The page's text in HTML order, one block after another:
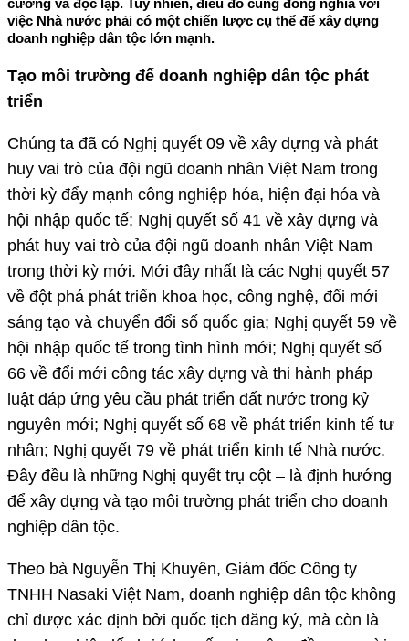
việc Nhà nước phải có một chiến lược cụ thể để xây dựng
doanh nghiệp dân tộc lớn mạnh.
Tạo môi trường để doanh nghiệp dân tộc phát
triển
Chúng ta đã có Nghị quyết 09 về xây dựng và phát
huy vai trò của đội ngũ doanh nhân Việt Nam trong
thời kỳ đẩy mạnh công nghiệp hóa, hiện đại hóa và
hội nhập quốc tế; Nghị quyết số 41 về xây dựng và
phát huy vai trò của đội ngũ doanh nhân Việt Nam
trong thời kỳ mới. Mới đây nhất là các Nghị quyết 57
về đột phá phát triển khoa học, công nghệ, đổi mới
sáng tạo và chuyển đổi số quốc gia; Nghị quyết 59 về
hội nhập quốc tế trong tình hình mới; Nghị quyết số
66 về đổi mới công tác xây dựng và thi hành pháp
luật đáp ứng yêu cầu phát triển đất nước trong kỷ
nguyên mới; Nghị quyết số 68 về phát triển kinh tế tư
nhân; Nghị quyết 79 về phát triển kinh tế Nhà nước.
Đây đều là những Nghị quyết trụ cột – là định hướng
để xây dựng và tạo môi trường phát triển cho doanh
nghiệp dân tộc.
Theo bà Nguyễn Thị Khuyên, Giám đốc Công ty
TNHH Nasaki Việt Nam, doanh nghiệp dân tộc không
chỉ được xác định bởi quốc tịch đăng ký, mà còn là